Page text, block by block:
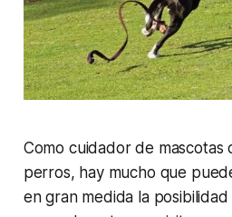
Como cuidador de mascotas
perros, hay mucho que
en gran medida la